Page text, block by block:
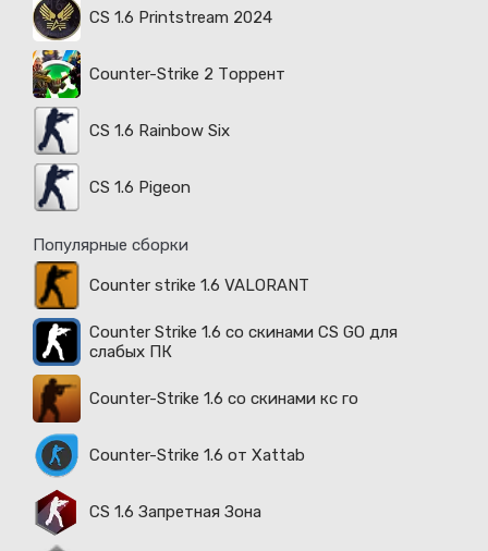
CS 1.6 Printstream 2024
Counter-Strike 2 Торрент
CS 1.6 Rainbow Six
CS 1.6 Pigeon
Популярные сборки
Counter strike 1.6 VALORANT
Counter Strike 1.6 со скинами CS GO для
слабых ПК
Counter-Strike 1.6 со скинами кс го
Counter-Strike 1.6 от Xattab
CS 1.6 Запретная Зона